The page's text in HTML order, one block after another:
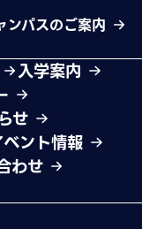
ンパスのご案内
入学案内
せ
ベント情報
わせ